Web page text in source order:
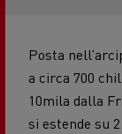
Posta
a circa 700
10mila dalla
si estende su